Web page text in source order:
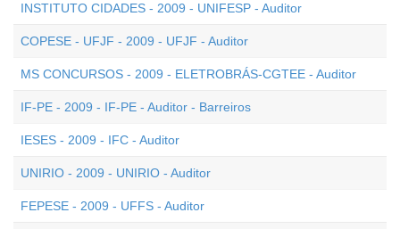
INSTITUTO CIDADES - 2009 - UNIFESP - Auditor
COPESE - UFJF - 2009 - UFJF - Auditor
MS CONCURSOS - 2009 - ELETROBRÁS-CGTEE - Auditor
IF-PE - 2009 - IF-PE - Auditor - Barreiros
IESES - 2009 - IFC - Auditor
UNIRIO - 2009 - UNIRIO - Auditor
FEPESE - 2009 - UFFS - Auditor